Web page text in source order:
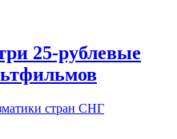
25-рублевые
стран СНГ